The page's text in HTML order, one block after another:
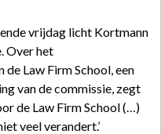
vrijdag licht Kortmann
Over het
Law Firm School, een
van de commissie, zegt
de Law Firm School (…)
veel verandert.’